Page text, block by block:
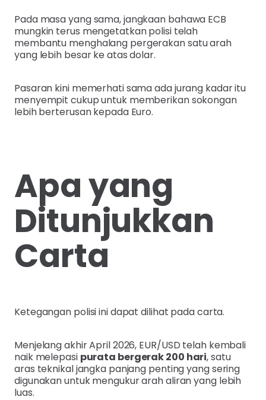
Pada masa yang sama, jangkaan bahawa ECB
mungkin terus mengetatkan polisi telah
membantu menghalang pergerakan satu arah
yang lebih besar ke atas dolar.
Pasaran kini memerhati sama ada jurang kadar itu
menyempit cukup untuk memberikan sokongan
lebih berterusan kepada Euro.
Apa yang
Ditunjukkan
Carta
Ketegangan polisi ini dapat dilihat pada carta.
Menjelang akhir April 2026, EUR/USD telah kembali
naik melepasi purata bergerak 200 hari, satu
aras teknikal jangka panjang penting yang sering
digunakan untuk mengukur arah aliran yang lebih
luas.